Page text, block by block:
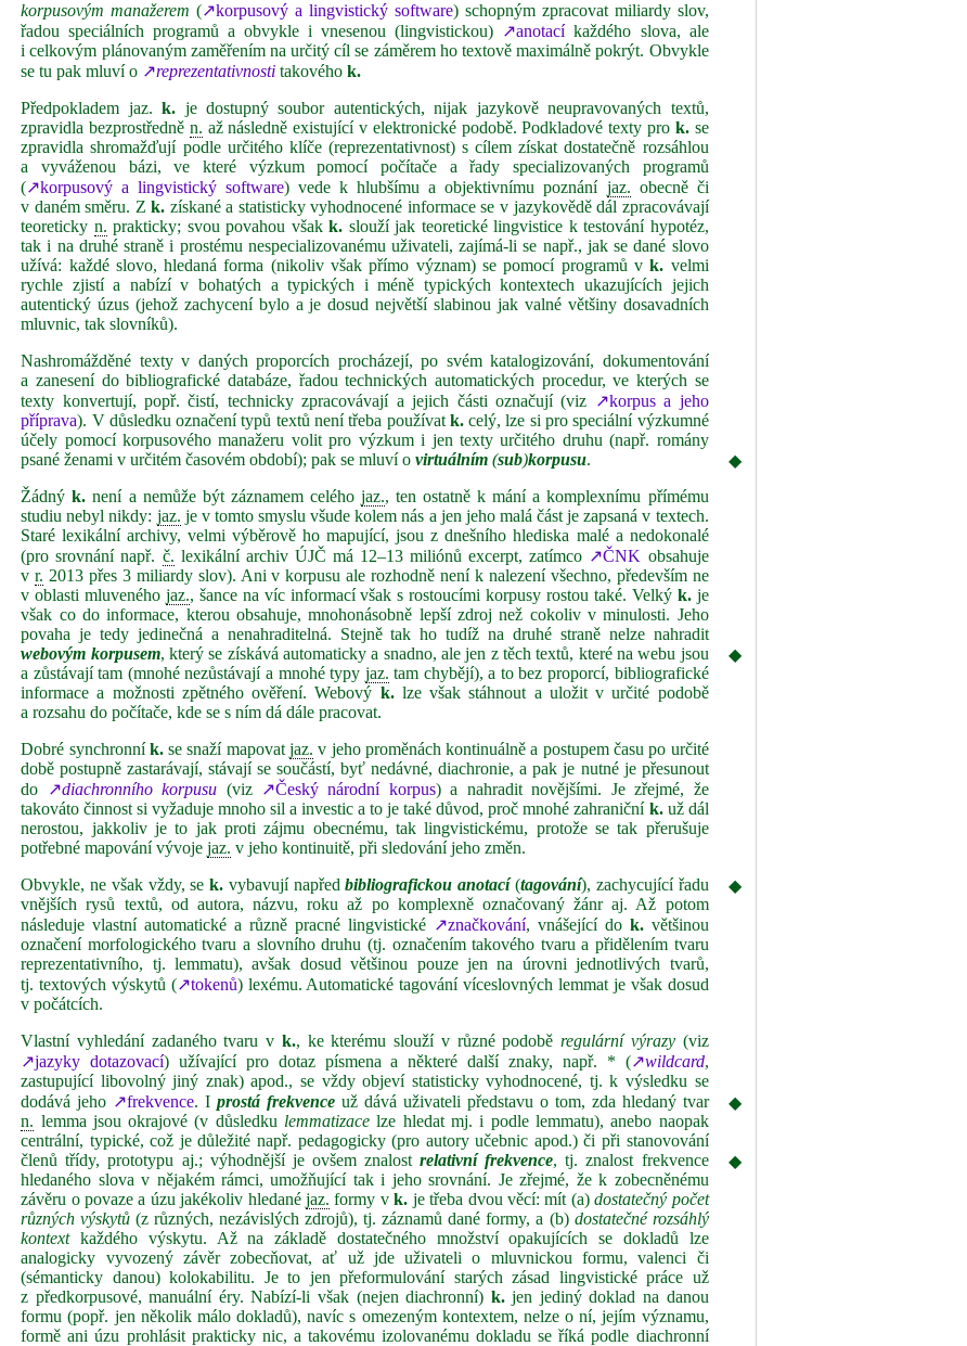
korpusovým manažerem (↗korpusový a lingvistický software) schopným zpracovat miliardy slov,
řadou speciálních programů a obvykle i vnesenou (lingvistickou) ↗anotacíkaždého slova, ale
i celkovým plánovaným zaměřením na určitý cíl se záměrem ho textově maximálně pokrýt. Obvykle
se tu pak mluví o ↗reprezentativnosti takovéhok.
Předpokladem jaz.k. je dostupný soubor autentických, nijak jazykově neupravovaných textů,
zpravidla bezprostředně n. až následně existující v elektronické podobě. Podkladové texty pro k.se
zpravidla shromažďují podle určitého klíče (reprezentativnost) s cílem získat dostatečně rozsáhlou
a vyváženou bázi, ve které výzkum pomocí počítače a řady specializovaných programů
(↗korpusový a lingvistický software) vede k hlubšímu a objektivnímu poznání jaz. obecně či
v daném směru. Zk. získané a statisticky vyhodnocené informace se v jazykovědě dál zpracovávají
teoreticky n. prakticky; svou povahou všakk. slouží jak teoretické lingvistice k testování hypotéz,
tak i na druhé straně i prostému nespecializovanému uživateli, zajímá‑li se např., jak se dané slovo
užívá: každé slovo, hledaná forma (nikoliv však přímo význam) se pomocí programů vk. velmi
rychle zjistí a nabízí v bohatých a typických i méně typických kontextech ukazujících jejich
autentický úzus (jehož zachycení bylo a je dosud největší slabinou jak valné většiny dosavadních
mluvnic, tak slovníků).
Nashromážděné texty v daných proporcích procházejí, po svém katalogizování, dokumentování
a zanesení do bibliografické databáze, řadou technických automatických procedur, ve kterých se
texty konvertují, popř. čistí, technicky zpracovávají a jejich části označují (viz ↗korpus a jeho
příprava). V důsledku označení typů textů není třeba používat k.celý, lze si pro speciální výzkumné
účely pomocí korpusového manažeru volit pro výzkum i jen texty určitého druhu (např. romány
psané ženami v určitém časovém období); pak se mluví ovirtuálním (sub)korpusu.
Žádnýk. není a nemůže být záznamem celého jaz., ten ostatně k mání a komplexnímu přímému
studiu nebyl nikdy: jaz. je v tomto smyslu všude kolem nás a jen jeho malá část je zapsaná v textech.
Staré lexikální archivy, velmi výběrově ho mapující, jsou z dnešního hlediska malé a nedokonalé
(pro srovnání např. č. lexikální archiv ÚJČ má 12–13 miliónů excerpt, zatímco ↗ČNK obsahuje
vr. 2013 přes 3 miliardy slov). Ani v korpusu ale rozhodně není k nalezení všechno, především ne
v oblasti mluveného jaz., šance na víc informací však s rostoucími korpusy rostou také. Velký k.je
však co do informace, kterou obsahuje, mnohonásobně lepší zdroj než cokoliv v minulosti. Jeho
povaha je tedy jedinečná a nenahraditelná. Stejně tak ho tudíž na druhé straně nelze nahradit
webovým korpusem, který se získává automaticky a snadno, ale jen z těch textů, které na webu jsou
a zůstávají tam (mnohé nezůstávají a mnohé typy jaz. tam chybějí), a to bez proporcí, bibliografické
informace a možnosti zpětného ověření. Webový k.lze však stáhnout a uložit v určité podobě
a rozsahu do počítače, kde se s ním dá dále pracovat.
Dobré synchronník.se snaží mapovat jaz. v jeho proměnách kontinuálně a postupem času po určité
době postupně zastarávají, stávají se součástí, byť nedávné, diachronie, a pak je nutné je přesunout
do
↗diachronního korpusu (viz ↗Český národní korpus) a nahradit novějšími. Je zřejmé, že
takováto činnost si vyžaduje mnoho sil a investic a to je také důvod, proč mnohé zahraniční k.už dál
nerostou, jakkoliv je to jak proti zájmu obecnému, tak lingvistickému, protože se tak přerušuje
potřebné mapování vývojejaz. v jeho kontinuitě, při sledování jeho změn.
Obvykle, ne však vždy, sek. vybavují napředbibliografickou anotací(tagování), zachycující řadu
vnějších rysů textů, od autora, názvu, roku až po komplexně označovaný žánr aj. Až potom
následuje vlastní automatické a různě pracné lingvistické ↗značkování, vnášející do k.většinou
označení morfologického tvaru a slovního druhu (tj. označením takového tvaru a přidělením tvaru
reprezentativního, tj. lemmatu), avšak dosud většinou pouze jen na úrovni jednotlivých tvarů,
tj. textových výskytů (↗tokenů) lexému. Automatické tagování víceslovných lemmat je však dosud
v počátcích.
Vlastní vyhledání zadaného tvaru v k., ke kterému slouží v různé podoběregulární výrazy(viz
↗jazyky dotazovací) užívající pro dotaz písmena a některé další znaky, např. * (↗wildcard,
zastupující libovolný jiný znak) apod., se vždy objeví statisticky vyhodnocené, tj. k výsledku se
dodává jeho ↗frekvence. Iprostá frekvence už dává uživateli představu o tom, zda hledaný tvar
n. lemma jsou okrajové (v důsledku lemmatizace lze hledat mj. i podle lemmatu), anebo naopak
centrální, typické, což je důležité např. pedagogicky (pro autory učebnic apod.) či při stanovování
členů třídy, prototypu aj.; výhodnější je ovšem znalostrelativní frekvence, tj. znalost frekvence
hledaného slova v nějakém rámci, umožňující tak i jeho srovnání. Je zřejmé, že k zobecněnému
závěru o povaze a úzu jakékoliv hledanéjaz. formy vk. je třeba dvou věcí: mít (a)dostatečný počet
různých výskytů (z různých, nezávislých zdrojů), tj. záznamů dané formy, a (b) dostatečné rozsáhlý
kontextkaždého výskytu. Až na základě dostatečného množství opakujících se dokladů lze
analogicky vyvozený závěr zobecňovat, ať už jde uživateli o mluvnickou formu, valenci či
(sémanticky danou) kolokabilitu. Je to jen přeformulování starých zásad lingvistické práce už
z předkorpusové, manuální éry. Nabízí‑li však (nejen diachronní) k.jen jediný doklad na danou
formu (popř. jen několik málo dokladů), navíc s omezeným kontextem, nelze o ní, jejím významu,
formě ani úzu prohlásit prakticky nic, a takovému izolovanému dokladu se říká podle diachronní
◆
◆
◆
◆
◆